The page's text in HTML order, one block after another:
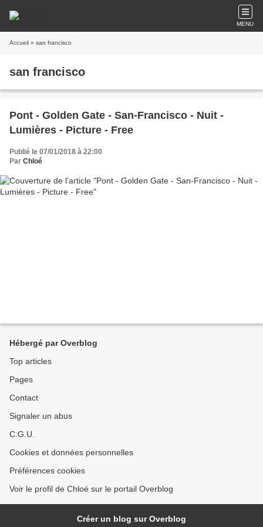
MENU
Accueil » san francisco
san francisco
Pont - Golden Gate - San-Francisco - Nuit -
Lumières - Picture - Free
Publié le 07/01/2018 à 22:00
Par Chloé
Hébergé par Overblog
Top articles
Pages
Contact
Signaler un abus
C.G.U.
Cookies et données personnelles
Préférences cookies
Voir le profil de Chloé sur le portail Overblog
Créer un blog sur Overblog